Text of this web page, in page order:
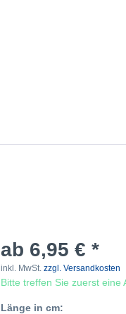
ab 6,95 € *
inkl. MwSt.zzgl. Versandkosten
Bitte treffen Sie zuerst eine
Länge in cm: